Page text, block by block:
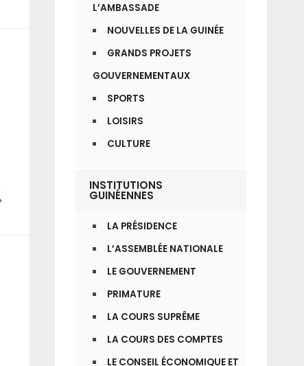
L’AMBASSADE
NOUVELLES DE LA GUINÉE
GRANDS PROJETS
GOUVERNEMENTAUX
SPORTS
LOISIRS
CULTURE
INSTITUTIONS
GUINÉENNES
LA PRÉSIDENCE
L’ASSEMBLÉE NATIONALE
LE GOUVERNEMENT
PRIMATURE
LA COURS SUPRÊME
LA COURS DES COMPTES
LE CONSEIL ÉCONOMIQUE ET